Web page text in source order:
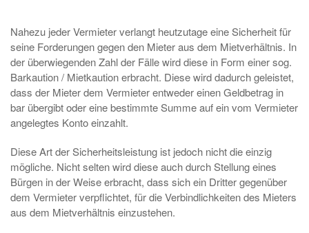
Nahezu jeder Vermieter verlangt heutzutage eine Sicherheit für
seine Forderungen gegen den Mieter aus dem Mietverhältnis. In
der überwiegenden Zahl der Fälle wird diese in Form einer sog.
Barkaution / Mietkaution erbracht. Diese wird dadurch geleistet,
dass der Mieter dem Vermieter entweder einen Geldbetrag in
bar übergibt oder eine bestimmte Summe auf ein vom Vermieter
angelegtes Konto einzahlt.
Diese Art der Sicherheitsleistung ist jedoch nicht die einzig
mögliche. Nicht selten wird diese auch durch Stellung eines
Bürgen in der Weise erbracht, dass sich ein Dritter gegenüber
dem Vermieter verpflichtet, für die Verbindlichkeiten des Mieters
aus dem Mietverhältnis einzustehen.